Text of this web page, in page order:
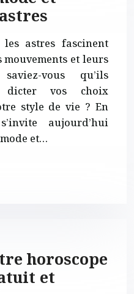
les astres fascinent
et leurs
vous qu’ils
dicter vos choix
style de vie ? En
aujourd’hui
et…
horoscope
et